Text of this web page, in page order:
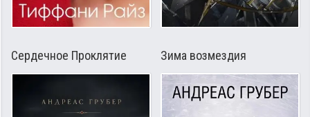
Сердечное Проклятие Зима возмездия